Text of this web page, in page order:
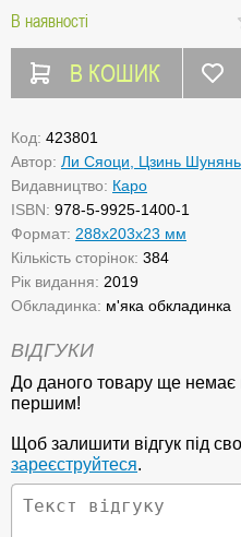
В наявності
В КОШИК
Код: 423801
Автор: Ли Сяоци, Цзинь
Видавництво: Каро
ISBN: 978-5-9925-1400-1
Формат: 288x203x23 мм
Кількість сторінок: 384
Рік видання: 2019
Обкладинка: м'яка обкладинка
ВІДГУКИ
До даного товару ще немає
першим!
Щоб залишити відгук під
зареєструйтеся.